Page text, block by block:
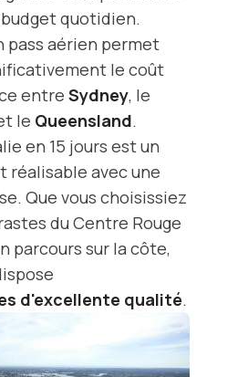
quotidien.
pass aérien permet
le coût
entre Sydney, le
le Queensland.
en 15 jours est un
avec une
Que vous choisissiez
du Centre Rouge
parcours sur la côte,
d'excellente qualité.